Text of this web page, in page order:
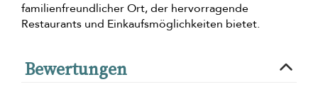
familienfreundlicher Ort, der hervorragende
Restaurants und Einkaufsmöglichkeiten bietet.
Bewertungen